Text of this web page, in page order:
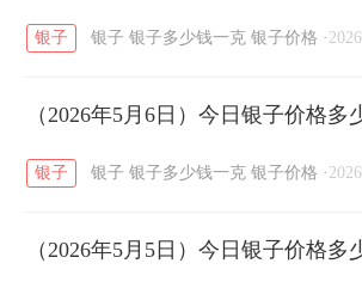
银子 银子 银子多少钱一克 银子价格 ·
（2026年5月6日）今日银子价格
银子 银子 银子多少钱一克 银子价格 ·
（2026年5月5日）今日银子价格